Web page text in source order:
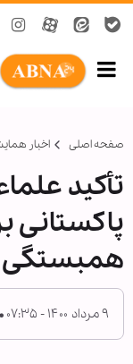
صفحه اصلی اخبار
تأکید
پاکستانی
همبستگی
۹ مرداد ۱۴۰۰ - ۰۷:۳۵